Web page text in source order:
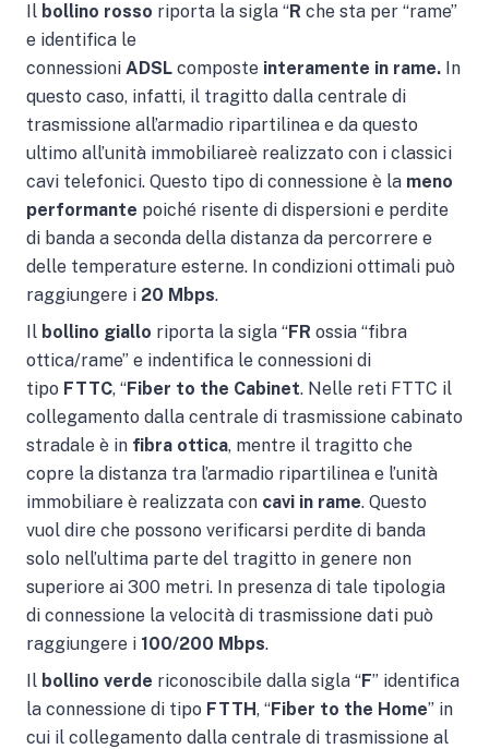
Il bollino rosso riporta la sigla “R che sta per “rame”
e identifica le
connessioni ADSL composte interamente in rame. In
questo caso, infatti, il tragitto dalla centrale di
trasmissione all’armadio ripartilinea e da questo
ultimo all’unità immobiliareè realizzato con i classici
cavi telefonici. Questo tipo di connessione è la meno
performante poiché risente di dispersioni e perdite
di banda a seconda della distanza da percorrere e
delle temperature esterne. In condizioni ottimali può
raggiungere i 20 Mbps.
Il bollino giallo riporta la sigla “FR ossia “fibra
ottica/rame” e indentifica le connessioni di
tipo FTTC, “Fiber to the Cabinet. Nelle reti FTTC il
collegamento dalla centrale di trasmissione cabinato
stradale è in fibra ottica, mentre il tragitto che
copre la distanza tra l’armadio ripartilinea e l’unità
immobiliare è realizzata con cavi in rame. Questo
vuol dire che possono verificarsi perdite di banda
solo nell’ultima parte del tragitto in genere non
superiore ai 300 metri. In presenza di tale tipologia
di connessione la velocità di trasmissione dati può
raggiungere i 100/200 Mbps.
Il bollino verde riconoscibile dalla sigla “F” identifica
la connessione di tipo FTTH, “Fiber to the Home” in
cui il collegamento dalla centrale di trasmissione al